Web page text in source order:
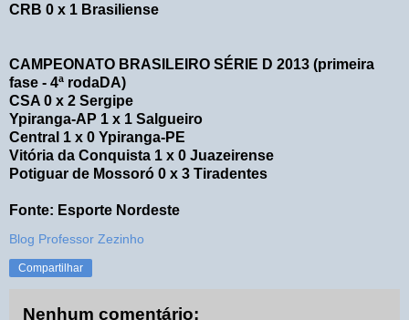
CRB 0 x 1 Brasiliense
CAMPEONATO BRASILEIRO SÉRIE D 2013 (primeira
fase - 4ª rodaDA)
CSA 0 x 2 Sergipe
Ypiranga-AP 1 x 1 Salgueiro
Central 1 x 0 Ypiranga-PE
Vitória da Conquista 1 x 0 Juazeirense
Potiguar de Mossoró 0 x 3 Tiradentes
Fonte: Esporte Nordeste
Blog Professor Zezinho
Compartilhar
Nenhum comentário: